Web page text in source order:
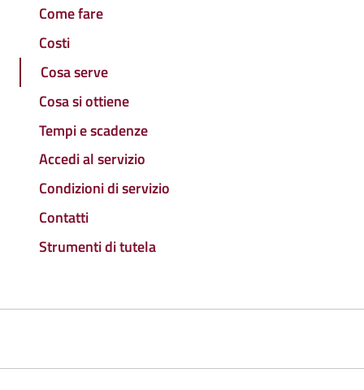
Come fare
Costi
Cosa serve
Cosa si ottiene
Tempi e scadenze
Accedi al servizio
Condizioni di servizio
Contatti
Strumenti di tutela